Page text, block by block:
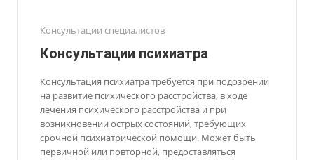
Консультации специалистов
Консультации психиатра
Консультация психиатра требуется при подозрении
на развитие психического расстройства, в ходе
лечения психического расстройства и при
возникновении острых состояний, требующих
срочной психиатрической помощи. Может быть
первичной или повторной, предоставляться